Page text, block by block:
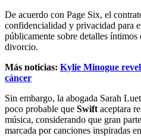
De acuerdo con Page Six, el
confidencialidad y privacidad para
públicamente sobre detalles
divorcio.
Más noticias: Kylie Minogue
cáncer
Sin embargo, la abogada Sarah
poco probable que Swift aceptara
música, considerando que gran
marcada por canciones inspiradas